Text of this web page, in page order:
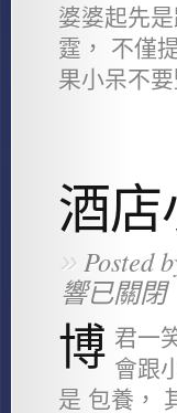
婆婆起先
霆， 不僅
果小呆不
酒店
»Posted
響已關閉
博 君一
會跟
是 包養，